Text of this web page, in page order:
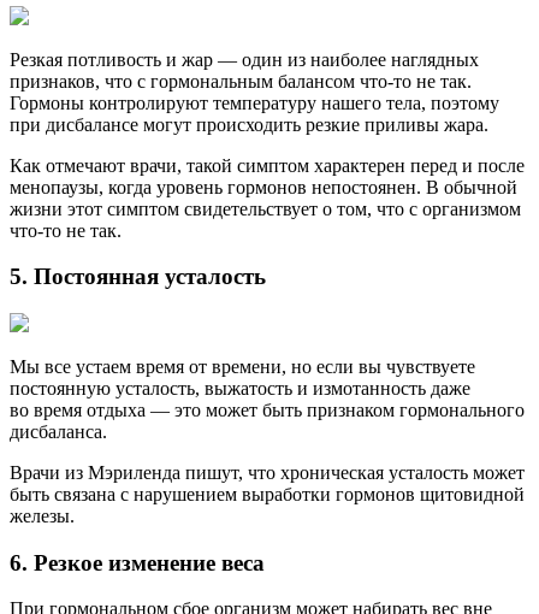
Резкая потливость и жар — один из наиболее наглядных
признаков, что с гормональным балансом что-то не так.
Гормоны контролируют температуру нашего тела, поэтому
при дисбалансе могут происходить резкие приливы жара.
Как отмечают врачи, такой симптом характерен перед и после
менопаузы, когда уровень гормонов непостоянен. В обычной
жизни этот симптом свидетельствует о том, что с организмом
что-то не так.
5. Постоянная усталость
Мы все устаем время от времени, но если вы чувствуете
постоянную усталость, выжатость и измотанность даже
во время отдыха — это может быть признаком гормонального
дисбаланса.
Врачи из Мэриленда пишут, что хроническая усталость может
быть связана с нарушением выработки гормонов щитовидной
железы.
6. Резкое изменение веса
При гормональном сбое организм может набирать вес вне